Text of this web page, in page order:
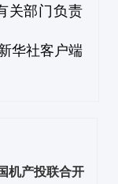
关部门负责
华社客户端
机产投联合开